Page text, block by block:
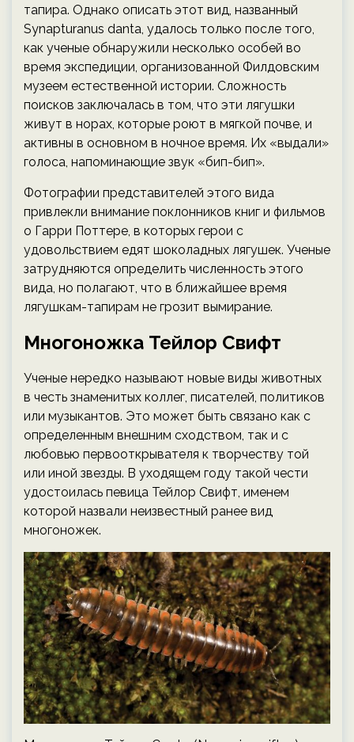
тапира. Однако описать этот вид, названный
Synapturanus danta, удалось только после того,
как ученые обнаружили несколько особей во
время экспедиции, организованной Филдовским
музеем естественной истории. Сложность
поисков заключалась в том, что эти лягушки
живут в норах, которые роют в мягкой почве, и
активны в основном в ночное время. Их «выдали»
голоса, напоминающие звук «бип-бип».
Фотографии представителей этого вида
привлекли внимание поклонников книг и фильмов
о Гарри Поттере, в которых герои с
удовольствием едят шоколадных лягушек. Ученые
затрудняются определить численность этого
вида, но полагают, что в ближайшее время
лягушкам-тапирам не грозит вымирание.
Многоножка Тейлор Свифт
Ученые нередко называют новые виды животных
в честь знаменитых коллег, писателей, политиков
или музыкантов. Это может быть связано как с
определенным внешним сходством, так и с
любовью первооткрывателя к творчеству той
или иной звезды. В уходящем году такой чести
удостоилась певица Тейлор Свифт, именем
которой назвали неизвестный ранее вид
многоножек.